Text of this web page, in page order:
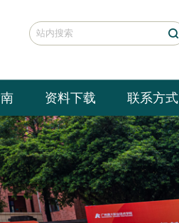
资料下载 联系方式